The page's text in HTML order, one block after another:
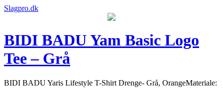
Slagpro.dk
BIDI BADU Yam Basic Logo
Tee – Grå
BIDI BADU Yaris Lifestyle T-Shirt Drenge- Grå, OrangeMateriale: